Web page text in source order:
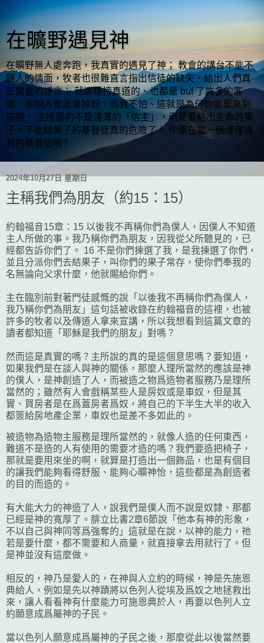
在曠野遇見神
在曠野無人處奔跑，我真實的遇見了神； 教會的講台不能不
顧人的情面，牧者也很難直言指出信徒的缺失、給出人們真
正需要的諍言； 就連標榜真道的、也都是 buf 了許多的客
氣，害怕人會走會掉粉，而我不怕、這就是為何你需要來到
這裡。 主所要的不是淺薄的「信主」，而是要結出生命的果
子，不能結果子的基督徒真的危險了！ 你還在當一個僅僅得
救的基督徒嗎?
2024年10月27日 星期日
主稱我們為朋友（約15：15）
約翰福音15章：15 以後我不再稱你們為僕人，因僕人不知道
主人所做的事。我乃稱你們為朋友，因我從父所聽見的，已
經都告訴你們了。 16 不是你們揀選了我，是我揀選了你們，
並且分派你們去結果子，叫你們的果子常存，使你們奉我的
名無論向父求什麼，他就賜給你們。
主在臨別前對著門徒感慨的說「以後我不再稱你們為僕人，
我乃稱你們為朋友」這句話被收錄在約翰福音的這裡，也被
許多的牧者以及傳道人拿來宣講，所以我想看到這篇文章的
讀者都知道「耶穌是我們的朋友」對嗎？
然而這是真實的嗎？主所說的真的是這個意思嗎？要知道，
如果我們是在談人與神的關係，那麼人理所當然的應該是神
的僕人，是神創造了人，而被造之物爲造物者服務乃是理所
當然的；雖然有人會戲稱某些人是房奴或是車奴，但是其
實、買房者是在爲蓋房者爲奴，將自己的下半生大半的收入
都簽給房地產企業，車奴也是差不多如此的。
被造物為造物主服務是理所當然的，就像人造的任何東西，
難道不是造的人有使用的需要才造的嗎？我們要造把椅子，
那就是要用來坐的啊，就算是打造出一個飾品，也是有個目
的讓我們能夠看得舒服、能夠心曠神怡，這些都是為創造者
的目的而造的。
有大能大力的神造了人，說我們是僕人而不說是奴隸、那都
已經是神的寬厚了。腓立比書2章6節說「他本有神的形象，
不以自己與神同等爲強奪的」這就是在說，以神的能力，祂
若是要什麼，都不需要和人商量，就直接拿去用就行了。但
是神並沒有這麼做。
相反的，神乃是愛人的，在神與人立約的時候，神是先施恩
典給人，例如是先以神蹟將以色列人從埃及爲奴之地拯救出
來，讓人看看神有什麼能力可施恩典於人，再要以色列人立
約願意成爲屬神的子民。
當以色列人願意成爲屬神的子民之後，那麼從此以後當然要